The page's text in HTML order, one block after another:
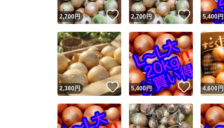
2,700円 いいね！
2,700円 いいね！
5,400円
2,380円 いいね！
5,400円 いいね！
4,600円